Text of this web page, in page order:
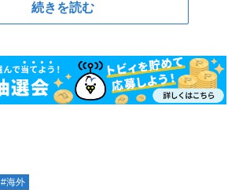
続きを読む
#海外